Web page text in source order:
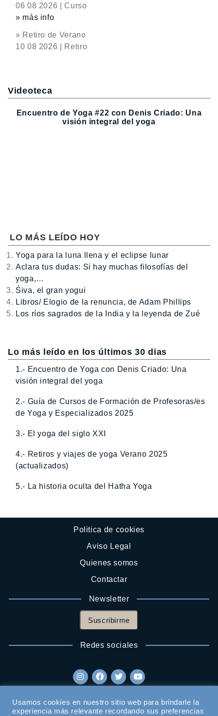
06 08 2026 | Curso
» más info
» Retiro de Verano
10 08 2026 | Retiro
Videoteca
Encuentro de Yoga #22 con Denis Criado: Una
visión integral del yoga
LO MÁS LEÍDO HOY
Yoga para la luna llena y el eclipse lunar
Aclara tus dudas: Si hay muchas filosofías del
yoga,…
Śiva, el gran yogui
Libros/ Elogio de la renuncia, de Adam Phillips
Los ríos sagrados de la India y la leyenda de Zué
Lo más leído en los últimos 30 dias
1.- Encuentro de Yoga con Denis Criado: Una
visión integral del yoga
2.- Guía de Cursos de Formación de Profesoras/es
de Yoga y Especializados 2025
3.- El yoga del siglo XXI
4.- Retiros y viajes de yoga Verano 2025
(actualizados)
5.- La historia oculta del Hatha Yoga
Politica de cookies
Aviso Legal
Quienes somos
Contactar
Newsletter
Suscribirme
Redes sociales
Usamos cookies en nuestro sitio web para brindarle la
experiencia más relevante recordando sus preferencias